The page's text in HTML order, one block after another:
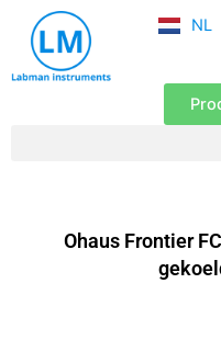
naar
NL
EN
Ohaus Frontier